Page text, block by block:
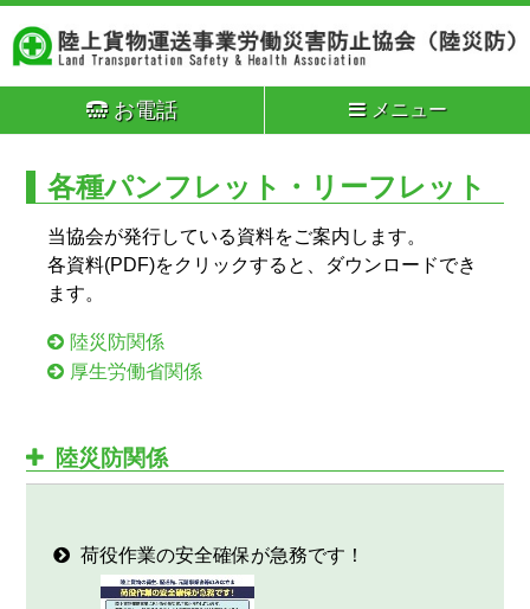
お電話 メニュー
各種パンフレット・リーフレット
当協会が発行している資料をご案内します。
各資料(PDF)をクリックすると、ダウンロードでき
ます。
陸災防関係
厚生労働省関係
陸災防関係
荷役作業の安全確保が急務です！